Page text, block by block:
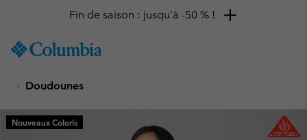
TO
SKIP
MAIN
NAV
Fin de saison : jusqu'à -50 % !
Doudounes
Nouveaux Coloris